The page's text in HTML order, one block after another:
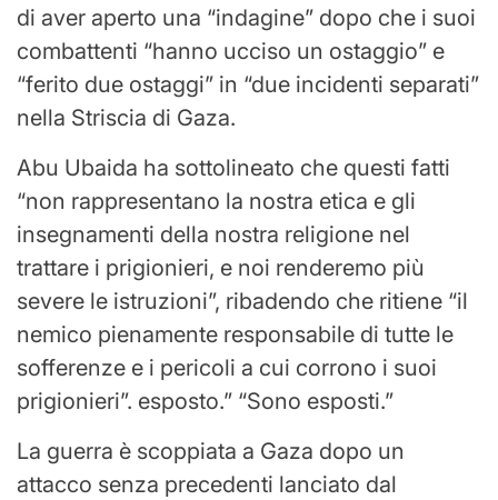
di aver aperto una “indagine” dopo che i suoi
combattenti “hanno ucciso un ostaggio” e
“ferito due ostaggi” in “due incidenti separati”
nella Striscia di Gaza.
Abu Ubaida ha sottolineato che questi fatti
“non rappresentano la nostra etica e gli
insegnamenti della nostra religione nel
trattare i prigionieri, e noi renderemo più
severe le istruzioni”, ribadendo che ritiene “il
nemico pienamente responsabile di tutte le
sofferenze e i pericoli a cui corrono i suoi
prigionieri”. esposto.” “Sono esposti.”
La guerra è scoppiata a Gaza dopo un
attacco senza precedenti lanciato dal